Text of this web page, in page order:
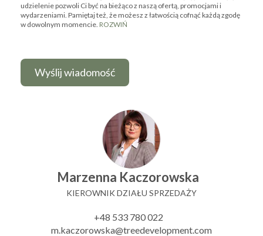
udzielenie pozwoli Ci być na bieżąco z naszą ofertą, promocjami i
wydarzeniami. Pamiętaj też, że możesz z łatwością cofnąć każdą zgodę
w dowolnym momencie. ROZWIŃ
Marzenna Kaczorowska
KIEROWNIK DZIAŁU SPRZEDAŻY
+48 533 780 022
m.kaczorowska@treedevelopment.com